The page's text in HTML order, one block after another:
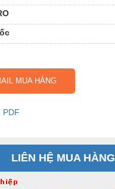
MUA HÀNG
LIÊN HỆ MUA HÀNG